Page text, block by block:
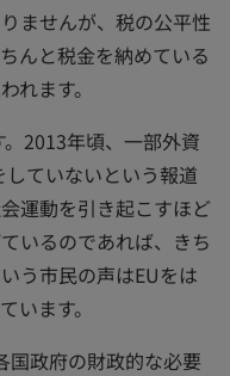
ませんが、税の公平性
んと税金を納めている
れます。
2013年頃、一部外資
ていないという報道
運動を引き起こすほど
いるのであれば、きち
う市民の声はEUをは
います。
国政府の財政的な必要